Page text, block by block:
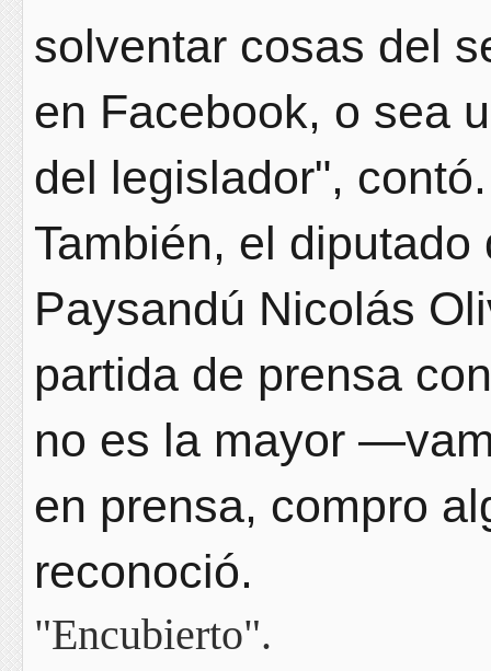
solventar cosas del
en Facebook, o sea
del legislador", contó.
También, el
Paysandú Nicolás
partida de prensa
no es la mayor
en prensa, compro
reconoció.
"Encubierto".